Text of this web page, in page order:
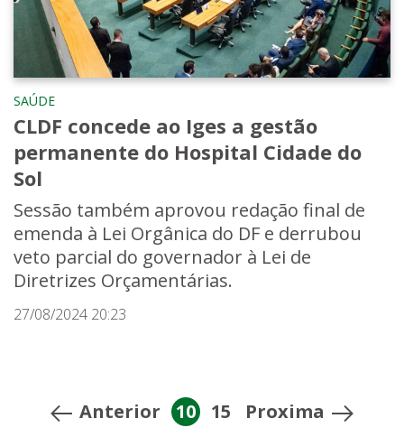
SAÚDE
CLDF concede ao Iges a gestão
permanente do Hospital Cidade do
Sol
Sessão também aprovou redação final de
emenda à Lei Orgânica do DF e derrubou
veto parcial do governador à Lei de
Diretrizes Orçamentárias.
27/08/2024 20:23
Anterior 10 15 Proxima